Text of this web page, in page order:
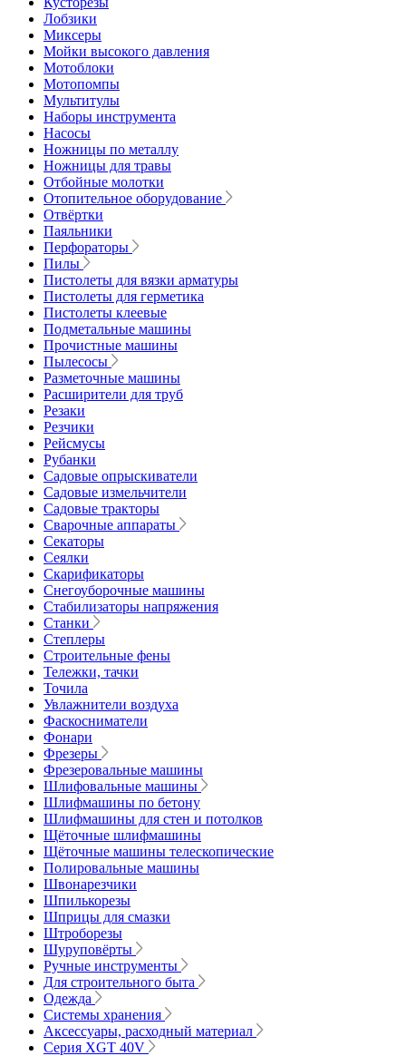
Лобзики
Миксеры
Мойки высокого давления
Мотоблоки
Мотопомпы
Мультитулы
Наборы инструмента
Насосы
Ножницы по металлу
Ножницы для травы
Отбойные молотки
Отопительное оборудование
Отвёртки
Паяльники
Перфораторы
Пилы
Пистолеты для вязки арматуры
Пистолеты для герметика
Пистолеты клеевые
Подметальные машины
Прочистные машины
Пылесосы
Разметочные машины
Расширители для труб
Резаки
Резчики
Рейсмусы
Рубанки
Садовые опрыскиватели
Садовые измельчители
Садовые тракторы
Сварочные аппараты
Секаторы
Сеялки
Скарификаторы
Снегоуборочные машины
Стабилизаторы напряжения
Станки
Степлеры
Строительные фены
Тележки, тачки
Точила
Увлажнители воздуха
Фаскосниматели
Фонари
Фрезеры
Фрезеровальные машины
Шлифовальные машины
Шлифмашины по бетону
Шлифмашины для стен и потолков
Щёточные шлифмашины
Щёточные машины телескопические
Полировальные машины
Швонарезчики
Шпилькорезы
Шприцы для смазки
Штроборезы
Шуруповёрты
Ручные инструменты
Для строительного быта
Одежда
Системы хранения
Аксессуары, расходный материал
Серия XGT 40V